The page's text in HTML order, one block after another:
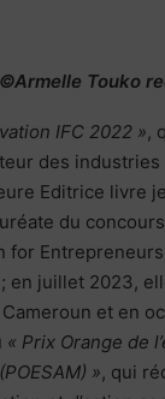
©Armelle Touko
IFC 2022 »,
des
Editrice livre
du
for
en juillet 2023,
et en
« Prix Orange de
», qui